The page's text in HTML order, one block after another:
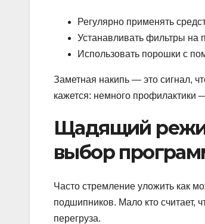
Регулярно применять
Устанавливать фильтры на
Использовать порошки с
Заметная накипь — это сигнал,
кажется: немного профилактики
Щадящий
выбор
Часто стремление уложить как
подшипников. Мало кто считает,
перегруза.